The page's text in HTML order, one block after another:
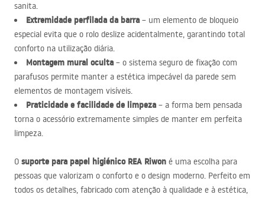
sanita.
Extremidade perfilada da barra – um elemento de bloqueio
especial evita que o rolo deslize acidentalmente, garantindo total
conforto na utilização diária.
Montagem mural oculta – o sistema seguro de fixação com
parafusos permite manter a estética impecável da parede sem
elementos de montagem visíveis.
Praticidade e facilidade de limpeza – a forma bem pensada
torna o acessório extremamente simples de manter em perfeita
limpeza.
O suporte para papel higiénico REA Riwon é uma escolha para
pessoas que valorizam o conforto e o design moderno. Perfeito em
todos os detalhes, fabricado com atenção à qualidade e à estética,